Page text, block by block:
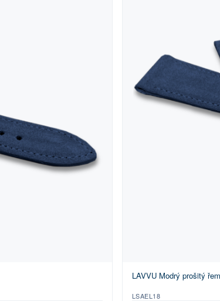
LAVVU Modrý prošitý
LSAEL18